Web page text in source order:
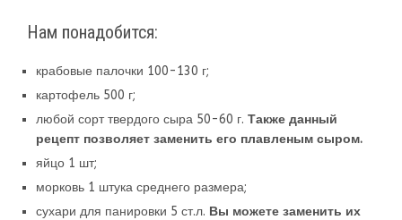
Нам понадобится:
крабовые палочки 100-130 г;
картофель 500 г;
любой сорт твердого сыра 50-60 г. Также данный
рецепт позволяет заменить его плавленым сыром.
яйцо 1 шт;
морковь 1 штука среднего размера;
сухари для панировки 5 ст.л. Вы можете заменить их